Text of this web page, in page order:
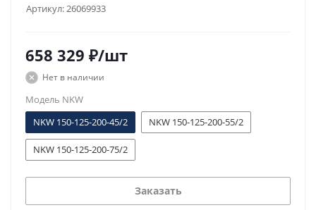
Артикул:26069933
658 329 ₽/шт
Нет в наличии
Модель NKW
NKW 150-125-200-45/2
NKW 150-125-200-55/2
NKW 150-125-200-75/2
Заказать